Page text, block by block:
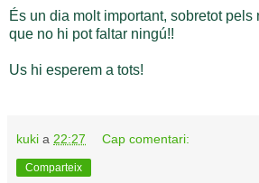
És un dia molt important, sobretot
que no hi pot faltar ningú!!
Us hi esperem a tots!
kuki a 22:27 Cap comentari:
Comparteix